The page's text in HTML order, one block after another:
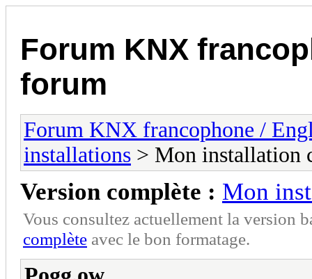
Forum KNX
forum
Forum KNX francophone /
installations > Mon installation
Version complète : Mon
Vous consultez actuellement la version
complète avec le bon formatage.